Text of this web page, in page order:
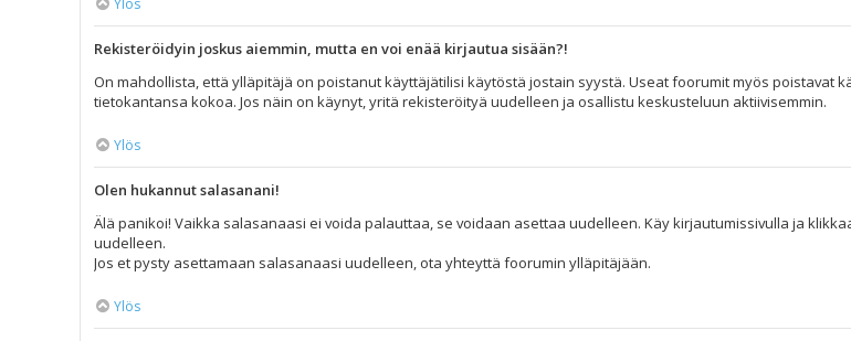
Ylös
Rekisteröidyin joskus aiemmin, mutta en voi enää kirjautua sisään?!
On mahdollista, että ylläpitäjä on poistanut käyttäjätilisi käytöstä jostain syystä. Useat foorumit myös poistavat
tietokantansa kokoa. Jos näin on käynyt, yritä rekisteröityä uudelleen ja osallistu keskusteluun aktiivisemmin.
Ylös
Olen hukannut salasanani!
Älä panikoi! Vaikka salasanaasi ei voida palauttaa, se voidaan asettaa uudelleen. Käy kirjautumissivulla ja
uudelleen.
Jos et pysty asettamaan salasanaasi uudelleen, ota yhteyttä foorumin ylläpitäjään.
Ylös